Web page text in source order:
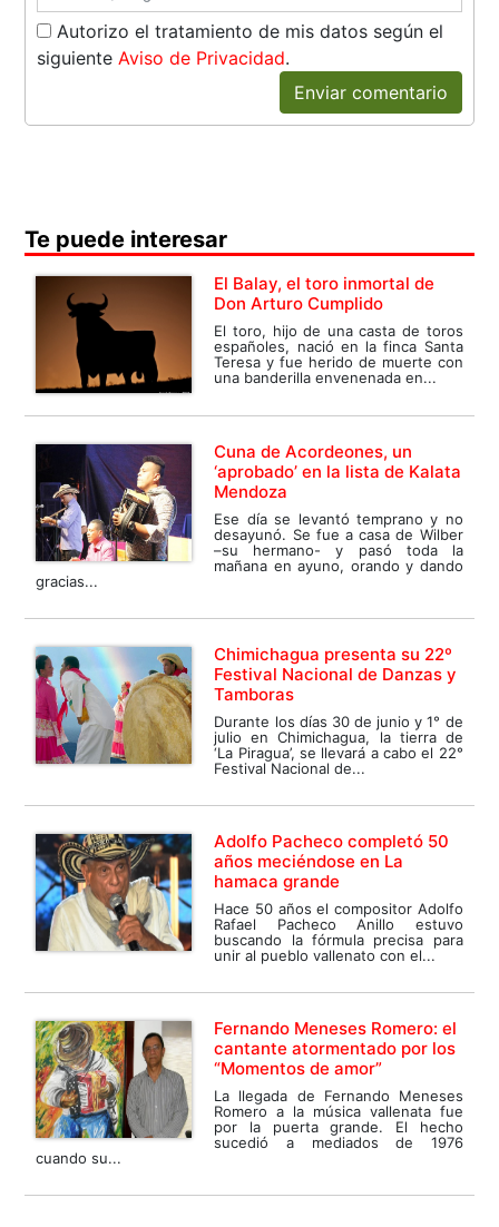
Autorizo el tratamiento de mis datos según el
siguienteAviso de Privacidad.
Enviar comentario
Te puede interesar
El Balay, el toro inmortal de
Don Arturo Cumplido
El toro, hijo de una casta de toros
españoles, nació en la finca Santa
Teresa y fue herido de muerte con
una banderilla envenenada en...
Cuna de Acordeones, un
‘aprobado’ en la lista de Kalata
Mendoza
Ese día se levantó temprano y no
desayunó. Se fue a casa de Wilber
–su hermano- y pasó toda la
mañana en ayuno, orando y dando
gracias...
Chimichagua presenta su 22º
Festival Nacional de Danzas y
Tamboras
Durante los días 30 de junio y 1° de
julio en Chimichagua, la tierra de
‘La Piragua’, se llevará a cabo el 22°
Festival Nacional de...
Adolfo Pacheco completó 50
años meciéndose en La
hamaca grande
Hace 50 años el compositor Adolfo
Rafael Pacheco Anillo estuvo
buscando la fórmula precisa para
unir al pueblo vallenato con el...
Fernando Meneses Romero: el
cantante atormentado por los
“Momentos de amor”
La llegada de Fernando Meneses
Romero a la música vallenata fue
por la puerta grande. El hecho
sucedió a mediados de 1976
cuando su...